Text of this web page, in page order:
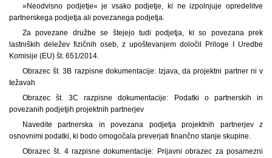
»Neodvisno podjetje« je vsako podjetje, ki ne izpolnjuje opredelitve
partnerskega podjetja ali povezanega podjetja.
Za povezane družbe se štejejo tudi podjetja, ki so povezana prek
lastniških deležev fizičnih oseb, z upoštevanjem določil Priloge I Uredbe
Komisije (EU) št. 651/2014.
Obrazec št. 3B razpisne dokumentacije: Izjava, da projektni partner ni v
težavah
Obrazec št. 3C razpisne dokumentacije: Podatki o partnerskih in
povezanih podjetjih projektnih partnerjev
Navedite partnerska in povezana podjetja projektnih partnerjev z
osnovnimi podatki, ki bodo omogočala preverjati finančno stanje skupine.
Obrazec št. 4 razpisne dokumentacije: Prijavni obrazec za posamezni